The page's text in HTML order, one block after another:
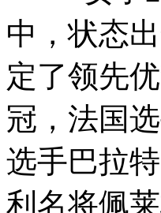
中，状态
定了领先
冠，法国
选手巴拉
利名将佩